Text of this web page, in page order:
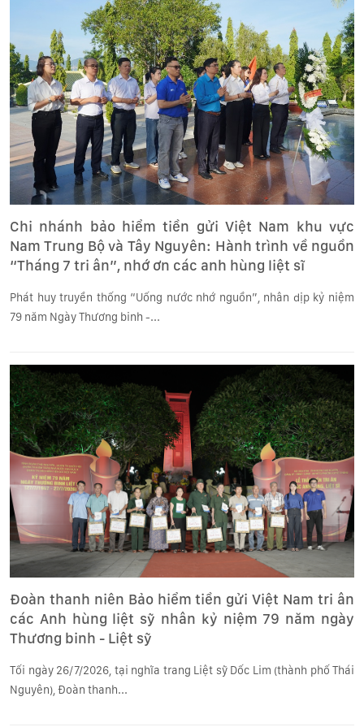
Chi nhánh bảo hiểm tiền gửi Việt Nam khu vực
Nam Trung Bộ và Tây Nguyên: Hành trình về nguồn
“Tháng 7 tri ân”, nhớ ơn các anh hùng liệt sĩ
Phát huy truyền thống “Uống nước nhớ nguồn”, nhân dịp kỷ niệm
79 năm Ngày Thương binh -...
Đoàn thanh niên Bảo hiểm tiền gửi Việt Nam tri ân
các Anh hùng liệt sỹ nhân kỷ niệm 79 năm ngày
Thương binh - Liệt sỹ
Tối ngày 26/7/2026, tại nghĩa trang Liệt sỹ Dốc Lim (thành phố Thái
Nguyên), Đoàn thanh...